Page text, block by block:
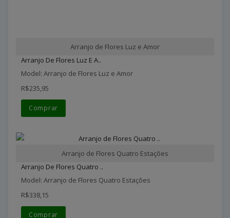
Arranjo de Flores Luz e Amor
Arranjo De Flores Luz E A..
Model: Arranjo de Flores Luz e Amor
R$235,95
Comprar
Arranjo de Flores Quatro Estações
Arranjo De Flores Quatro ..
Model: Arranjo de Flores Quatro Estações
R$338,15
Comprar